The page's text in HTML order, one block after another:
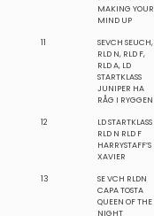
MAKING YOUR
MIND UP
11
SEVCH SEUCH,
RLD N, RLD F,
RLD A, LD
STARTKLASS
JUNIPER HA
RÅG I RYGGEN
12
LD STARTKLASS
RLD N RLD F
HARRYSTAFF’S
XAVIER
13
SE VCH RLDN
CAPA TOSTA
QUEEN OF THE
NIGHT